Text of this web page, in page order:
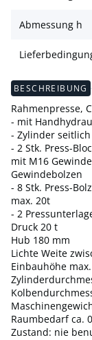
Abmessung h
BESCHREIBUNG
Rahmenpresse,
- mit
- Zylinder
- 2 Stk. Press-
mit M16
Gewindebolzen
- 8 Stk. Press-
max. 20t
- 2
Druck 20 t
Hub 180 mm
Lichte Weite
Einbauhöhe
Raumbedarf ca.
Zustand: nie